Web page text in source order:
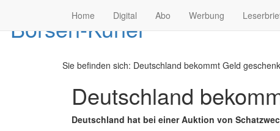
Home Digital Abo Werbung
Sie befinden sich: Deutschland bekommt Geld
Deutschland
Deutschland hat bei einer Auktion von